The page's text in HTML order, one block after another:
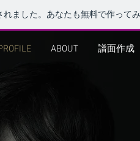
れました。あなたも無料で作って
ABOUT 譜面作成